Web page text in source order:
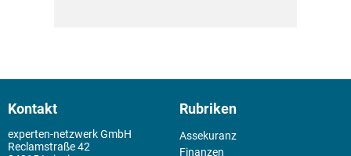
Kontakt
experten-netzwerk GmbH
Reclamstraße 42
Rubriken
Assekuranz
Finanzen